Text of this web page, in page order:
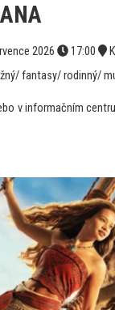
2026 17:00
fantasy/ rodinný/
v informačním